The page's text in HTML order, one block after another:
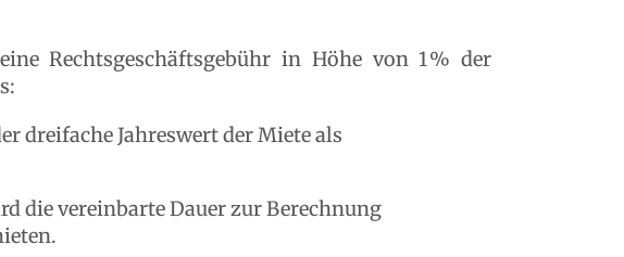
Rechtsgeschäftsgebühr in Höhe von 1 % der
dreifache Jahreswert der Miete als
die vereinbarte Dauer zur Berechnung